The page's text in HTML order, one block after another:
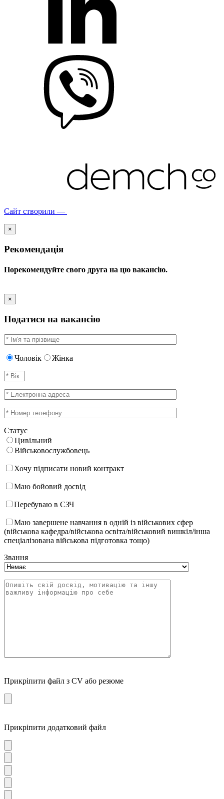
Сайт створили —
×
Рекомендація
Порекомендуйте свого друга на цю вакансію.
×
Податися на вакансію
Чоловік Жінка
Статус
Цивільний
Військовослужбовець
Хочу підписати новий контракт
Маю бойовий досвід
Перебуваю в СЗЧ
Маю завершене навчання в одній із військових сфер
(військова кафедра/військова освіта/військовий вишкіл/інша
спеціалізована військова підготовка тощо)
Звання
Прикріпити файл з CV або резюме
Прикріпити додатковий файл